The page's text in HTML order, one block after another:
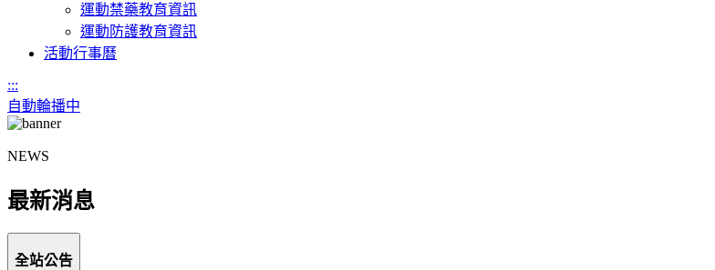
運動禁藥教育資訊
運動防護教育資訊
活動行事曆
:::
自動輪播中
NEWS
最新消息
全站公告